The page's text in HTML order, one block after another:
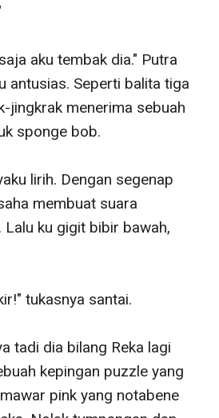
aku tembak dia." Putra
antusias. Seperti balita tiga
jingkrak menerima sebuah
sponge bob.
lirih. Dengan segenap
membuat suara
Lalu ku gigit bibir bawah,
tukasnya santai.
tadi dia bilang Reka lagi
kepingan puzzle yang
pink yang notabene